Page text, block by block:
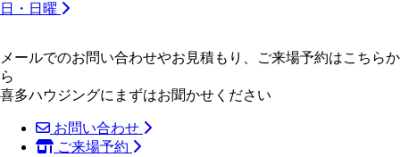
日・日曜
メールでのお問い合わせやお見積もり、ご来場予約はこちらか
ら
喜多ハウジングにまずはお聞かせください
お問い合わせ
ご来場予約